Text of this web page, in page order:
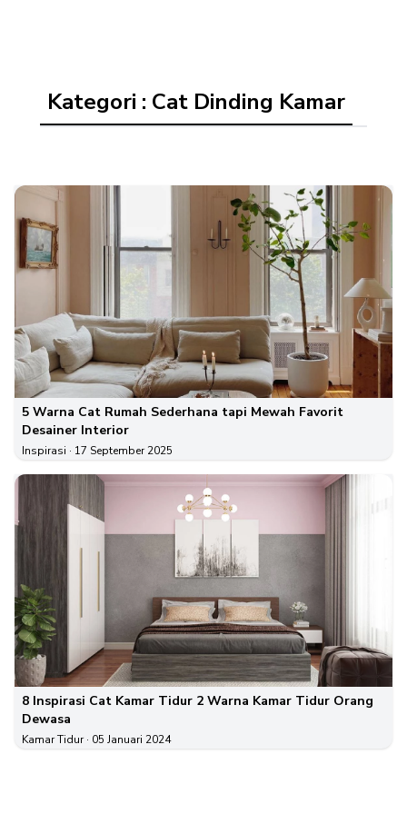
Kategori : Cat Dinding Kamar
5 Warna Cat Rumah Sederhana tapi Mewah Favorit
Desainer Interior
Inspirasi · 17 September 2025
8 Inspirasi Cat Kamar Tidur 2 Warna Kamar Tidur Orang
Dewasa
Kamar Tidur· 05 Januari 2024